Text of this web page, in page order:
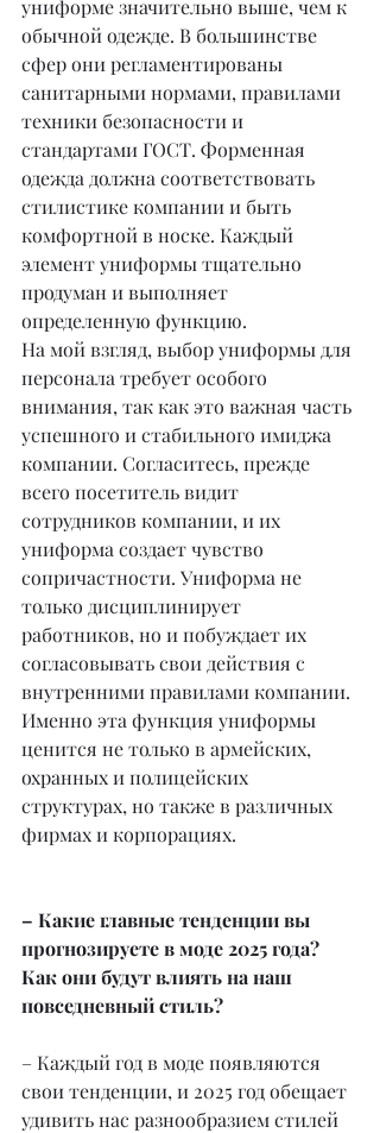
униформе значительно выше, чем к
обычной одежде. В большинстве
сфер они регламентированы
санитарными нормами, правилами
техники безопасности и
стандартами ГОСТ. Форменная
одежда должна соответствовать
стилистике компании и быть
комфортной в носке. Каждый
элемент униформы тщательно
продуман и выполняет
определенную функцию.
На мой взгляд, выбор униформы для
персонала требует особого
внимания, так как это важная часть
успешного и стабильного имиджа
компании. Согласитесь, прежде
всего посетитель видит
сотрудников компании, и их
униформа создает чувство
сопричастности. Униформа не
только дисциплинирует
работников, но и побуждает их
согласовывать свои действия с
внутренними правилами компании.
Именно эта функция униформы
ценится не только в армейских,
охранных и полицейских
структурах, но также в различных
фирмах и корпорациях.
– Какие главные тенденции вы
прогнозируете в моде 2025 года?
Как они будут влиять на наш
повседневный стиль?
– Каждый год в моде появляются
свои тенденции, и 2025 год обещает
удивить нас разнообразием стилей